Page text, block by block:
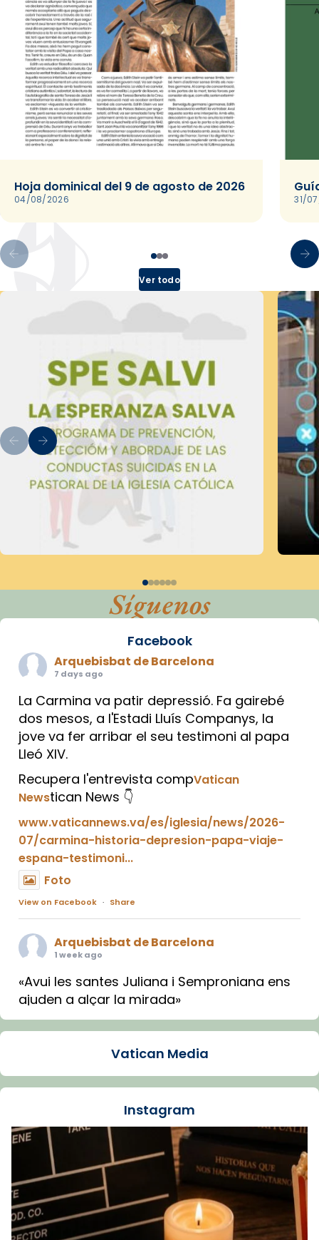
Hoja dominical del 9 de agosto de 2026
04/08/2026 31/
Ver todo
Síguenos
Facebook
Arquebisbat de Barcelona
7 days ago
La Carmina va patir depressió. Fa gairebé
dos mesos, a l'Estadi Lluís Companys, la
jove va fer arribar el seu testimoni al papa
Lleó XIV.
Recupera l'entrevista compVatican
Newstican News 👇
www.vaticannews.va/es/iglesia/news/2026-
07/carmina-historia-depresion-papa-viaje-
espana-testimoni...
Foto
View on Facebook · Share
Arquebisbat de Barcelona
1 week ago
«Avui les santes Juliana i Semproniana ens
ajuden a alçar la mirada»
Mons. Sergi Gordo, bisbe de Tortosa, ha
Santes de Mataró.
🔗tinyurl.com/cvu5jmbk
Foto
View on Facebook Share
Arquebisbat de Barcelonais at Catedral
de Barcelona.
1 week ago
Vatican Media
Instagram